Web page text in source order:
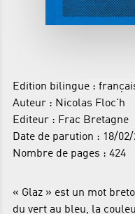
Edition bilingue :
Auteur : Nicolas Floc'h
Editeur : Frac Bretagne
Date de parution : 18/02/
Nombre de pages : 424
« Glaz » est un mot
du vert au bleu, la